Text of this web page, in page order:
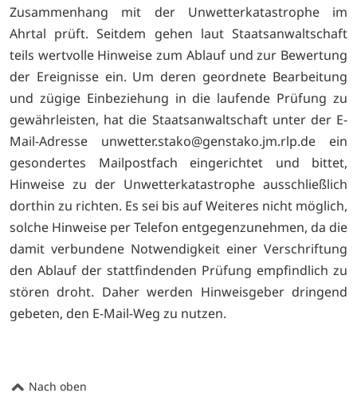
Zusammenhang mit der Unwetterkatastrophe im
Ahrtal prüft. Seitdem gehen laut Staatsanwaltschaft
teils wertvolle Hinweise zum Ablauf und zur Bewertung
der Ereignisse ein. Um deren geordnete Bearbeitung
und zügige Einbeziehung in die laufende Prüfung zu
gewährleisten, hat die Staatsanwaltschaft unter der E-
Mail-Adresse unwetter.stako@genstako.jm.rlp.de ein
gesondertes Mailpostfach eingerichtet und bittet,
Hinweise zu der Unwetterkatastrophe ausschließlich
dorthin zu richten. Es sei bis auf Weiteres nicht möglich,
solche Hinweise per Telefon entgegenzunehmen, da die
damit verbundene Notwendigkeit einer Verschriftung
den Ablauf der stattfindenden Prüfung empfindlich zu
stören droht. Daher werden Hinweisgeber dringend
gebeten, den E-Mail-Weg zu nutzen.
Nach oben